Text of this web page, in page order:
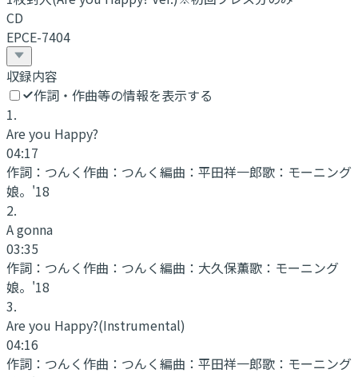
CD
EPCE-7404
収録内容
作詞・作曲等の情報を表示する
1.
Are you Happy?
04:17
作詞： つんく作曲： つんく編曲： 平田祥一郎歌： モーニング
娘。'18
2.
A gonna
03:35
作詞： つんく作曲： つんく編曲： 大久保薫歌： モーニング
娘。'18
3.
Are you Happy?(Instrumental)
04:16
作詞： つんく作曲： つんく編曲： 平田祥一郎歌： モーニング